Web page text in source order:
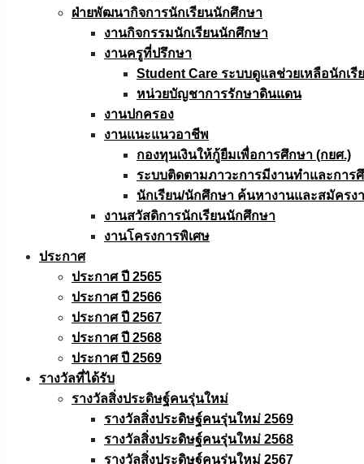
ฝ่ายพัฒนากิจการนักเรียนนักศึกษา
งานกิจกรรมนักเรียนนักศึกษา
งานครูที่ปรึกษา
Student Care ระบบดูแลช่วยเหลือนักเรี
หน่วยบัญชาการรักษาดินแดน
งานปกครอง
งานแนะแนวอาชีพ
กองทุนเงินให้กู้ยืมเพื่อการศึกษา (กยศ.)
ระบบติดตามภาวะการมีงานทำและการ
นักเรียน/นักศึกษา ค้นหางานและสมัครง
งานสวัสดิการนักเรียนนักศึกษา
งานโครงการพิเศษ
ประกาศ
ประกาศ ปี 2565
ประกาศ ปี 2566
ประกาศ ปี 2567
ประกาศ ปี 2568
ประกาศ ปี 2569
รางวัลที่ได้รับ
รางวัลสิ่งประดิษฐ์คนรุ่นใหม่
รางวัลสิ่งประดิษฐ์คนรุ่นใหม่ 2569
รางวัลสิ่งประดิษฐ์คนรุ่นใหม่ 2568
รางวัลสิ่งประดิษฐ์คนรุ่นใหม่ 2567